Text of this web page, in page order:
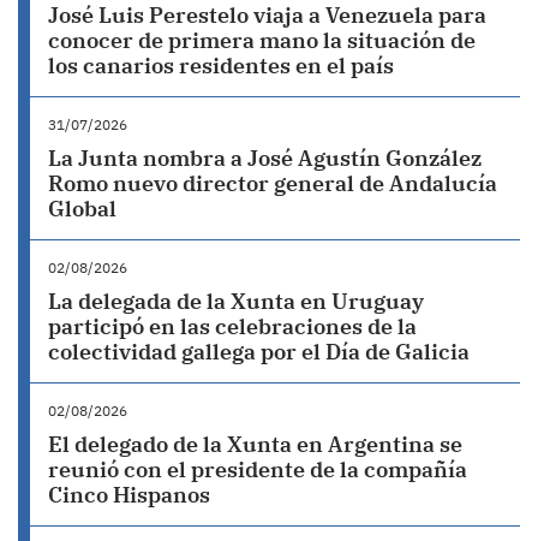
José Luis Perestelo viaja a Venezuela para
conocer de primera mano la situación de
los canarios residentes en el país
31/07/2026
La Junta nombra a José Agustín González
Romo nuevo director general de Andalucía
Global
02/08/2026
La delegada de la Xunta en Uruguay
participó en las celebraciones de la
colectividad gallega por el Día de Galicia
02/08/2026
El delegado de la Xunta en Argentina se
reunió con el presidente de la compañía
Cinco Hispanos